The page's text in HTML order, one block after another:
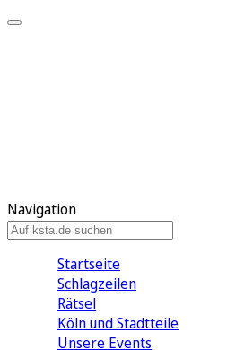
Navigation
Startseite
Schlagzeilen
Rätsel
Köln und Stadtteile
Unsere Events